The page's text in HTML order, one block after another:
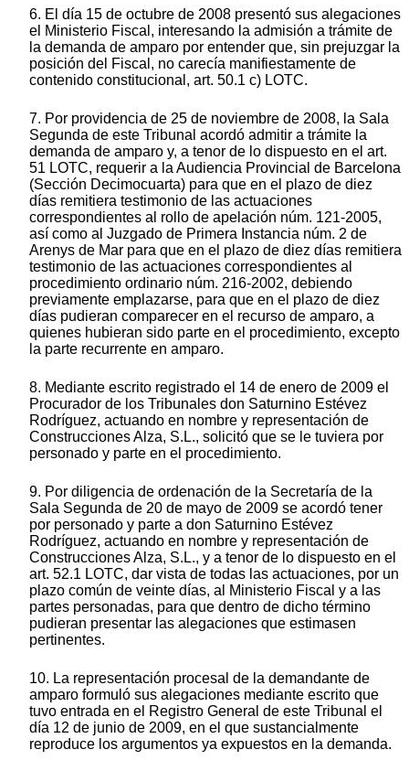
6. El día 15 de octubre de 2008 presentó sus alegaciones
el Ministerio Fiscal, interesando la admisión a trámite de
la demanda de amparo por entender que, sin prejuzgar la
posición del Fiscal, no carecía manifiestamente de
contenido constitucional, art. 50.1 c) LOTC.
7. Por providencia de 25 de noviembre de 2008, la Sala
Segunda de este Tribunal acordó admitir a trámite la
demanda de amparo y, a tenor de lo dispuesto en el art.
51 LOTC, requerir a la Audiencia Provincial de Barcelona
(Sección Decimocuarta) para que en el plazo de diez
días remitiera testimonio de las actuaciones
correspondientes al rollo de apelación núm. 121-2005,
así como al Juzgado de Primera Instancia núm. 2 de
Arenys de Mar para que en el plazo de diez días remitiera
testimonio de las actuaciones correspondientes al
procedimiento ordinario núm. 216-2002, debiendo
previamente emplazarse, para que en el plazo de diez
días pudieran comparecer en el recurso de amparo, a
quienes hubieran sido parte en el procedimiento, excepto
la parte recurrente en amparo.
8. Mediante escrito registrado el 14 de enero de 2009 el
Procurador de los Tribunales don Saturnino Estévez
Rodríguez, actuando en nombre y representación de
Construcciones Alza, S.L., solicitó que se le tuviera por
personado y parte en el procedimiento.
9. Por diligencia de ordenación de la Secretaría de la
Sala Segunda de 20 de mayo de 2009 se acordó tener
por personado y parte a don Saturnino Estévez
Rodríguez, actuando en nombre y representación de
Construcciones Alza, S.L., y a tenor de lo dispuesto en el
art. 52.1 LOTC, dar vista de todas las actuaciones, por un
plazo común de veinte días, al Ministerio Fiscal y a las
partes personadas, para que dentro de dicho término
pudieran presentar las alegaciones que estimasen
pertinentes.
10. La representación procesal de la demandante de
amparo formuló sus alegaciones mediante escrito que
tuvo entrada en el Registro General de este Tribunal el
día 12 de junio de 2009, en el que sustancialmente
reproduce los argumentos ya expuestos en la demanda.